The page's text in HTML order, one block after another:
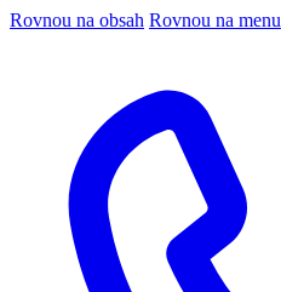
Rovnou na obsah Rovnou na menu